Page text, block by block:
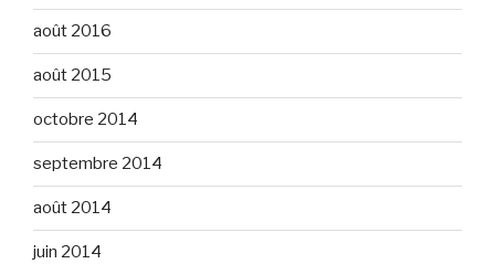
août 2016
août 2015
octobre 2014
septembre 2014
août 2014
juin 2014